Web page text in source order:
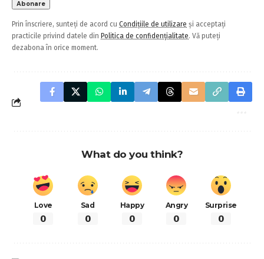
Prin înscriere, sunteți de acord cu Condițiile de utilizare și acceptați
practicile privind datele din Politica de confidențialitate. Vă puteți
dezabona în orice moment.
What do you think?
Love
0
Sad
0
Happy
0
Angry
0
Surprise
0